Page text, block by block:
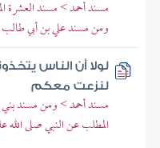
مسند أحمد > مسند العشرة
ومن مسند علي بن أبي
لولا أن الناس
لنزعت معكم
مسند أحمد > ومن مسند
المطلب عن النبي صلى الله